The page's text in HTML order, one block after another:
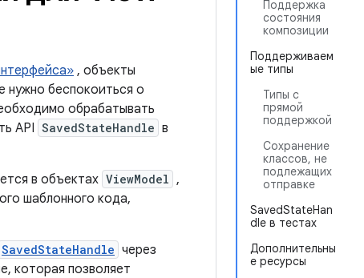
Поддержка
состояния
композиции
Поддерживаем
ые типы
Типы с
прямой
поддержкой
Сохранение
классов, не
подлежащих
отправке
SavedStateHan
dle в тестах
Дополнительны
е ресурсы
, объекты
нужно беспокоиться о
обрабатывать
API SavedStateHandle в
в объектах ViewModel ,
шаблонного кода,
SavedStateHandle через
которая позволяет